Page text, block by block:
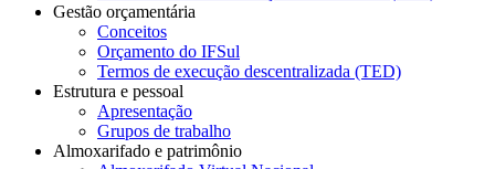
Gestão orçamentária
Conceitos
Orçamento do IFSul
Termos de execução descentralizada (TED)
Estrutura e pessoal
Apresentação
Grupos de trabalho
Almoxarifado e patrimônio